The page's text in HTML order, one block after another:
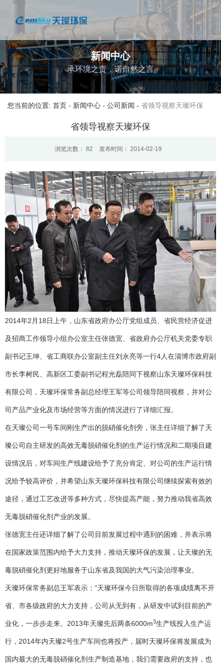
新闻中心
承环境之责，诺自然之言
您当前的位置: 首页 - 新闻中心 - 公司新闻 - 省领导视察天璨环保
省领导视察天璨环保
浏览次数： 82 发布时间： 2014-02-19
2014年2月18日上午，山东省政府办公厅党组成员、省民营经济促进
及招商工作领导小组办公室主任张德宽、省政府办公厅机关党委专职
副书记王坤、省工商联办公室副主任刘永亮等一行4人在淄博市政府副
市长李树民、高新区工委副书记程光磊陪同下视察山东天璨环保科技
有限公司，天璨环保常务副总经理王军等公司领导陪同视察，并对公
司产品产业化及市场经营等方面的情况进行了详细汇报。
在天璨公司一号车间刚生产出的脱硝催化剂旁，张主任详细了解了天
璨公司自主研发的高效无毒脱硝催化剂的生产运行情况和二期项目建
设情况后，对车间生产线建设给予了充分肯定、对公司的生产运行情
况给予较高评价，并希望山东天璨环保科技有限公司继续探索有效的
途径，通过工艺改进等多种方式，尽快提高产能，努力推动我省高效
无毒脱硝催化剂产业的发展。
张德宽主任还详细了解了公司目前发展过程中遇到的困难，并表示将
在国家政策范围内给予大力支持，推动天璨环保的发展，让天璨的无
毒脱硝催化剂更好地服务于山东省及我国的大气污染治理事业。
天璨环保常务副总王军表示：“天璨环保今日所取得的各项成绩离不开
省、市各级政府的大力支持，公司从无到有，从研发中试到目前的产
业化，一步步走来。2013年天璨先后两条6000m3生产线投入生产运
行，2014年内天璨2号生产车间也将投产，届时天璨环保将发展成为
国内最大的无毒脱硝催化剂生产制造基地，我们需要政府的支持，也